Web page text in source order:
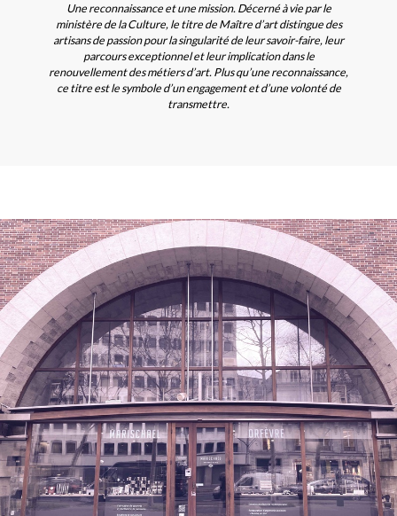
Une reconnaissance et une mission. Décerné à vie par le
ministère de la Culture, le titre de Maître d’art distingue des
artisans de passion pour la singularité de leur savoir-faire, leur
parcours exceptionnel et leur implication dans le
renouvellement des métiers d’art. Plus qu’une reconnaissance,
ce titre est le symbole d’un engagement et d’une volonté de
transmettre.